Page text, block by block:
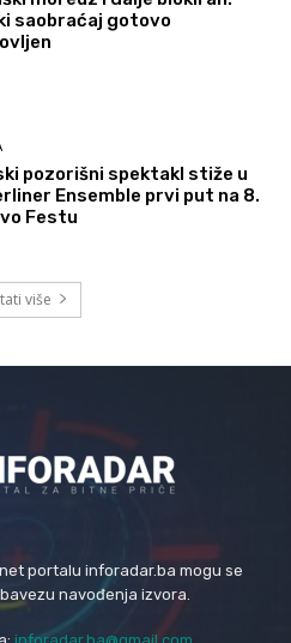
saobraćaj gotovo
pozorišni spektakl stiže u
Ensemble prvi put na 8.
Festu
više
portalu inforadar.ba mogu se
navođenja izvora.